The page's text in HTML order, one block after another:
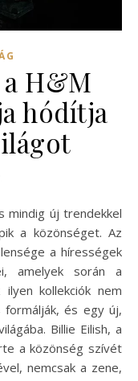
H&M
hódítja
a közönséget. Az
a hírességek
amelyek során a
kollekciók nem
formálják, és egy új,
Billie Eilish, a
a közönség szívét
nemcsak a zene,